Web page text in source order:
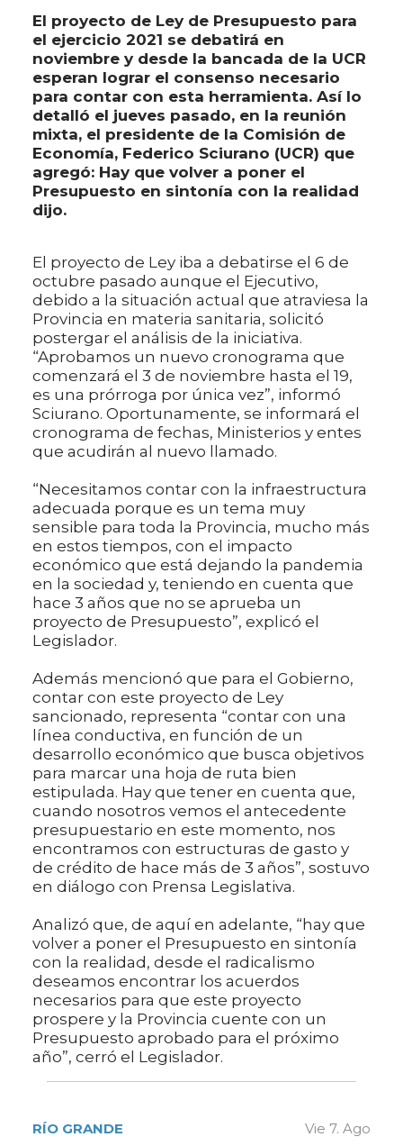
El proyecto de Ley de Presupuesto para
el ejercicio 2021 se debatirá en
noviembre y desde la bancada de la UCR
esperan lograr el consenso necesario
para contar con esta herramienta. Así lo
detalló el jueves pasado, en la reunión
mixta, el presidente de la Comisión de
Economía, Federico Sciurano (UCR) que
agregó: Hay que volver a poner el
Presupuesto en sintonía con la realidad
dijo.
El proyecto de Ley iba a debatirse el 6 de
octubre pasado aunque el Ejecutivo,
debido a la situación actual que atraviesa la
Provincia en materia sanitaria, solicitó
postergar el análisis de la iniciativa.
“Aprobamos un nuevo cronograma que
comenzará el 3 de noviembre hasta el 19,
es una prórroga por única vez”, informó
Sciurano. Oportunamente, se informará el
cronograma de fechas, Ministerios y entes
que acudirán al nuevo llamado.
“Necesitamos contar con la infraestructura
adecuada porque es un tema muy
sensible para toda la Provincia, mucho más
en estos tiempos, con el impacto
económico que está dejando la pandemia
en la sociedad y, teniendo en cuenta que
hace 3 años que no se aprueba un
proyecto de Presupuesto”, explicó el
Legislador.
Además mencionó que para el Gobierno,
contar con este proyecto de Ley
sancionado, representa “contar con una
línea conductiva, en función de un
desarrollo económico que busca objetivos
para marcar una hoja de ruta bien
estipulada. Hay que tener en cuenta que,
cuando nosotros vemos el antecedente
presupuestario en este momento, nos
encontramos con estructuras de gasto y
de crédito de hace más de 3 años”, sostuvo
en diálogo con Prensa Legislativa.
Analizó que, de aquí en adelante, “hay que
volver a poner el Presupuesto en sintonía
con la realidad, desde el radicalismo
deseamos encontrar los acuerdos
necesarios para que este proyecto
prospere y la Provincia cuente con un
Presupuesto aprobado para el próximo
año”, cerró el Legislador.
RÍO GRANDE Vie 7. Ago